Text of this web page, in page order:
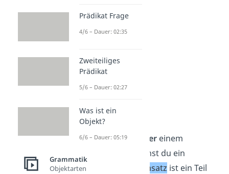
Nebensätze
Steht „sowie“ hintereinem
brauchst du ein
Komma. Ein
Nebensatz ist ein Teil
Prädikat Frage
4/6 – Dauer: 02:35
Zweiteiliges
Prädikat
5/6 – Dauer: 02:27
Was ist ein
Objekt?
6/6 – Dauer: 05:19
Grammatik
Objektarten